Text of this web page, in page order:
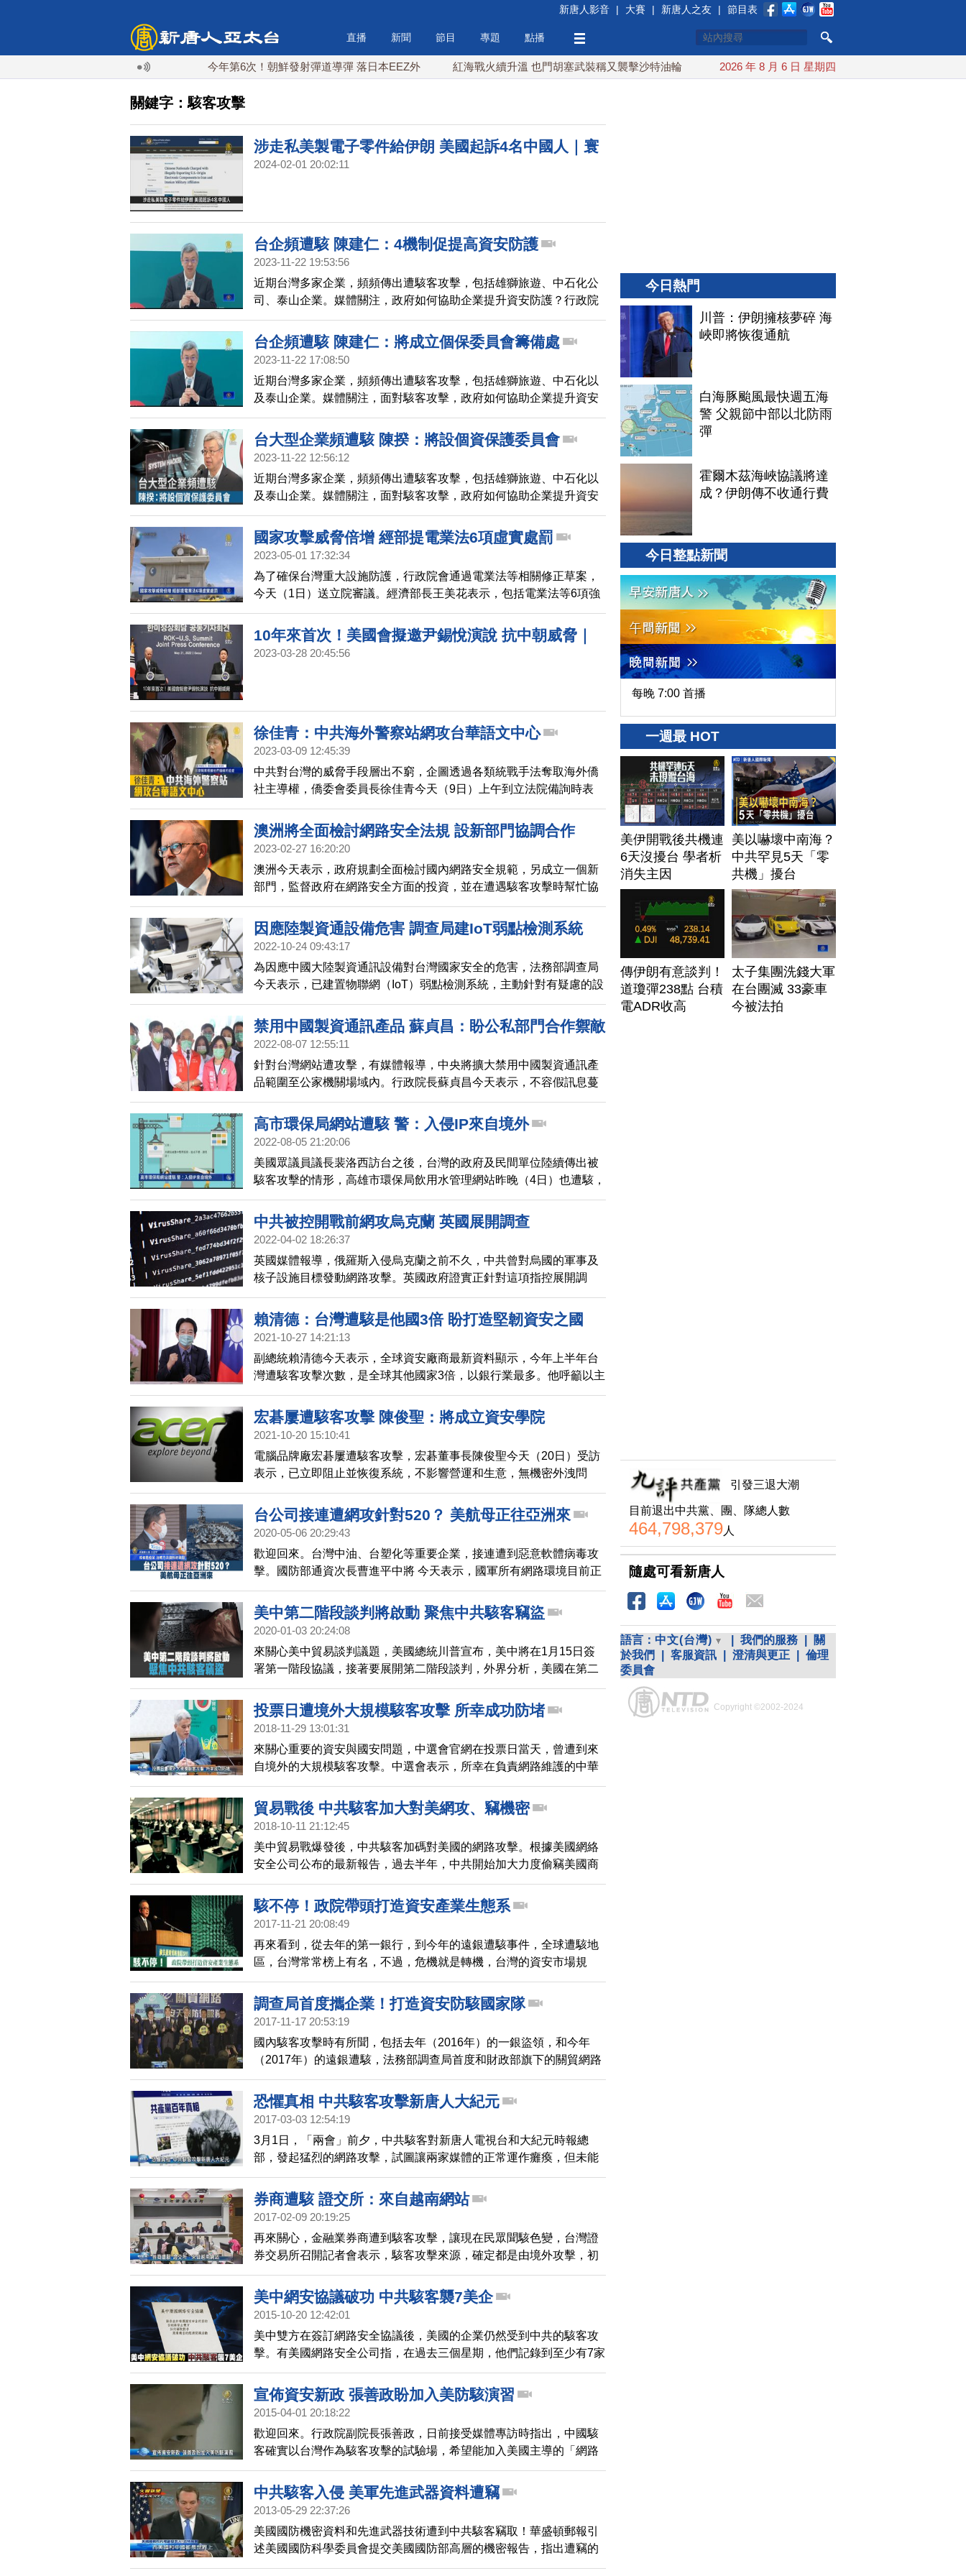
新唐人影音 | 大賽 | 新唐人之友 | 節目表
直播 新聞 節目 專題 點播
今年第6次！朝鮮發射彈道導彈 落日本EEZ外 紅海戰火續升溫 也門胡塞武裝稱又襲擊沙特油輪 台灣漢光演習 賴清德搭裝甲車進駐衡山指揮所
2026 年 8 月 6 日 星期四
關鍵字：駭客攻擊
涉走私美製電子零件給伊朗 美國起訴4名中國人｜寰
宇掃描
2024-02-01 20:02:11
台企頻遭駭 陳建仁：4機制促提高資安防護
2023-11-22 19:53:56
近期台灣多家企業，頻頻傳出遭駭客攻擊，包括雄獅旅遊、中石化公
司、泰山企業。媒體關注，政府如何協助企業提升資安防護？行政院
長陳建仁今天（22日）出席活動時，提出4機制協助、促使企業提高
資安防護。
台企頻遭駭 陳建仁：將成立個保委員會籌備處
2023-11-22 17:08:50
近期台灣多家企業，頻頻傳出遭駭客攻擊，包括雄獅旅遊、中石化以
及泰山企業。媒體關注，面對駭客攻擊，政府如何協助企業提升資安
防護？對此，行政院長陳建仁今天（22日）出席活動時，提出相關因
應辦法。
台大型企業頻遭駭 陳揆：將設個資保護委員會
2023-11-22 12:56:12
近期台灣多家企業，頻頻傳出遭駭客攻擊，包括雄獅旅遊、中石化以
及泰山企業。媒體關注，面對駭客攻擊，政府如何協助企業提升資安
防護？對此，行政院長陳建仁今天（22日）出席活動時，提出相關因
應辦法。
國家攻擊威脅倍增 經部提電業法6項虛實處罰
2023-05-01 17:32:34
為了確保台灣重大設施防護，行政院會通過電業法等相關修正草案，
今天（1日）送立院審議。經濟部長王美花表示，包括電業法等6項強
化關鍵基礎設施保護法案，都有規劃實體跟虛擬的侵害，對相關處罰
進行說明。
10年來首次！美國會擬邀尹錫悅演說 抗中朝威脅｜
寰宇掃描
2023-03-28 20:45:56
徐佳青：中共海外警察站網攻台華語文中心
2023-03-09 12:45:39
中共對台灣的威脅手段層出不窮，企圖透過各類統戰手法奪取海外僑
社主導權，僑委會委員長徐佳青今天（9日）上午到立法院備詢時表
示，去年4月，位於法國巴黎的台灣華語文學習中心遭到駭客攻擊，經
法國警方循線追查發現，是中共海外警察服務站發動的網路攻擊。
澳洲將全面檢討網路安全法規 設新部門協調合作
2023-02-27 16:20:20
澳洲今天表示，政府規劃全面檢討國內網路安全規範，另成立一個新
部門，監督政府在網路安全方面的投資，並在遭遇駭客攻擊時幫忙協
調因應作為。
因應陸製資通設備危害 調查局建IoT弱點檢測系統
2022-10-24 09:43:17
為因應中國大陸製資通訊設備對台灣國家安全的危害，法務部調查局
今天表示，已建置物聯網（IoT）弱點檢測系統，主動針對有疑慮的設
備進行硬體、軟體及通訊等不同層面測試，模擬駭客攻擊手法進行檢
測。
禁用中國製資通訊產品 蘇貞昌：盼公私部門合作禦敵
2022-08-07 12:55:11
針對台灣網站遭攻擊，有媒體報導，中央將擴大禁用中國製資通訊產
品範圍至公家機關場域內。行政院長蘇貞昌今天表示，不容假訊息蔓
延、外敵入侵，希望公私部門一起合作抵禦。
高市環保局網站遭駭 警：入侵IP來自境外
2022-08-05 21:20:06
美國眾議員議長裴洛西訪台之後，台灣的政府及民間單位陸續傳出被
駭客攻擊的情形，高雄市環保局飲用水管理網站昨晚（4日）也遭駭，
被掛上中共五星血旗。高雄市副市長兼市府資安長的羅達生，今天表
示，第一時間已經先進行下架處理，也及時通報警察，並依資安回報
流程通報中央。
中共被控開戰前網攻烏克蘭 英國展開調查
2022-04-02 18:26:37
英國媒體報導，俄羅斯入侵烏克蘭之前不久，中共曾對烏國的軍事及
核子設施目標發動網路攻擊。英國政府證實正針對這項指控展開調
查。
賴清德：台灣遭駭是他國3倍 盼打造堅韌資安之國
2021-10-27 14:21:13
副總統賴清德今天表示，全球資安廠商最新資料顯示，今年上半年台
灣遭駭客攻擊次數，是全球其他國家3倍，以銀行業最多。他呼籲以主
動模式建立危機處理能量，打造台灣成堅韌資安之國。
宏碁屢遭駭客攻擊 陳俊聖：將成立資安學院
2021-10-20 15:10:41
電腦品牌廠宏碁屢遭駭客攻擊，宏碁董事長陳俊聖今天（20日）受訪
表示，已立即阻止並恢復系統，不影響營運和生意，無機密外洩問
題，但坦言宏碁資安有進步空間，未來將成立資安學院培育人才。
台公司接連遭網攻針對520？ 美航母正往亞洲來
2020-05-06 20:29:43
歡迎回來。台灣中油、台塑化等重要企業，接連遭到惡意軟體病毒攻
擊。國防部通資次長曹進平中將 今天表示，國軍所有網路環境目前正
常運作，內、外網都沒被攻擊，不過合理研判，在520之前，網路攻
擊會越來越嚴峻。
美中第二階段談判將啟動 聚焦中共駭客竊盜
2020-01-03 20:24:08
來關心美中貿易談判議題，美國總統川普宣布，美中將在1月15日簽
署第一階段協議，接著要展開第二階段談判，外界分析，美國在第二
階段將聚焦中共鉅額補貼國有企業，以及長期未能解決的智慧財產
權、商業機密盜竊、中共網路駭客攻擊等議題。
投票日遭境外大規模駭客攻擊 所幸成功防堵
2018-11-29 13:01:31
來關心重要的資安與國安問題，中選會官網在投票日當天，曾遭到來
自境外的大規模駭客攻擊。中選會表示，所幸在負責網路維護的中華
電信應變下，成功防堵，沒有造成進一步影響。而計票系統使用的網
路屬於封閉系統，無法由外界截取，因此境外網路干擾，沒有實際影
響投票進程。
貿易戰後 中共駭客加大對美網攻、竊機密
2018-10-11 21:12:45
美中貿易戰爆發後，中共駭客加碼對美國的網路攻擊。根據美國網絡
安全公司公布的最新報告，過去半年，中共開始加大力度偷竊美國商
業機密。報告指出中國現在已經取代俄羅斯，成為對西方國家進行網
路攻擊的最大國家。
駭不停！政院帶頭打造資安產業生態系
2017-11-21 20:08:49
再來看到，從去年的第一銀行，到今年的遠銀遭駭事件，全球遭駭地
區，台灣常常榜上有名，不過，危機就是轉機，台灣的資安市場規
模，預估每年可成長10%，今天，行政院舉辦「資安產業策略會
議」，希望透過產官學等專家的交流，探討如何打造，台灣資安產業
生態體系。
調查局首度攜企業！打造資安防駭國家隊
2017-11-17 20:53:19
國內駭客攻擊時有所聞，包括去年（2016年）的一銀盜領，和今年
（2017年）的遠銀遭駭，法務部調查局首度和財政部旗下的關貿網路
合作，並且找來產險公司，三方攜手，打造第一支資安防駭的國家
隊，除了要打擊駭客威脅，發生攻擊事件遭受損失，也將獲得理賠！
恐懼真相 中共駭客攻擊新唐人大紀元
2017-03-03 12:54:19
3月1日，「兩會」前夕，中共駭客對新唐人電視台和大紀元時報總
部，發起猛烈的網路攻擊，試圖讓兩家媒體的正常運作癱瘓，但未能
得逞。
券商遭駭 證交所：來自越南網站
2017-02-09 20:19:25
再來關心，金融業券商遭到駭客攻擊，讓現在民眾聞駭色變，台灣證
券交易所召開記者會表示，駭客攻擊來源，確定都是由境外攻擊，初
步判斷，可能來自越南的殭屍電腦網路。
美中網安協議破功 中共駭客襲7美企
2015-10-20 12:42:01
美中雙方在簽訂網路安全協議後，美國的企業仍然受到中共的駭客攻
擊。有美國網路安全公司指，在過去三個星期，他們記錄到至少有7家
美國科技及藥物公司，遭到有中共背景的駭客攻擊。
宣佈資安新政 張善政盼加入美防駭演習
2015-04-01 20:18:22
歡迎回來。行政院副院長張善政，日前接受媒體專訪時指出，中國駭
客確實以台灣作為駭客攻擊的試驗場，希望能加入美國主導的「網路
風暴」 網路攻防演習。張善政今天也公開表示，不容許中國駭客把台
灣當攻擊試驗場，宣布3大捍衛政策啟動。
中共駭客入侵 美軍先進武器資料遭竊
2013-05-29 22:37:26
美國國防機密資料和先進武器技術遭到中共駭客竊取！華盛頓郵報引
述美國國防科學委員會提交美國國防部高層的機密報告，指出遭竊的
資料包括愛國者飛彈系統、F-35聯合攻擊戰鬥機等多項先進武器技
今日熱門
川普：伊朗擁核夢碎 海
峽即將恢復通航
白海豚颱風最快週五海
警 父親節中部以北防雨
彈
霍爾木茲海峽協議將達
成？伊朗傳不收通行費
今日整點新聞
每晚 7:00 首播
一週最 HOT
美伊開戰後共機連
6天沒擾台 學者析
消失主因
美以嚇壞中南海？
中共罕見5天「零
共機」擾台
傳伊朗有意談判！
道瓊彈238點 台積
電ADR收高
太子集團洗錢大軍
在台團滅 33豪車
今被法拍
引發三退大潮
目前退出中共黨、團、隊總人數
464,798,379人
隨處可看新唐人
語言： 中文(台灣) 我們的服務
關
於我們
客服資訊 澄清與更正
倫理
委員會
Copyright ©2002-2024